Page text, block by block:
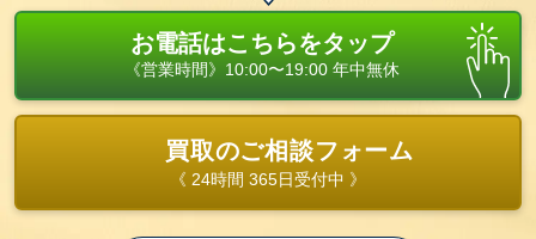
お電話はこちらをタップ
《営業時間》10:00〜19:00 年中無休
買取のご相談フォーム
《 24時間 365日受付中 》